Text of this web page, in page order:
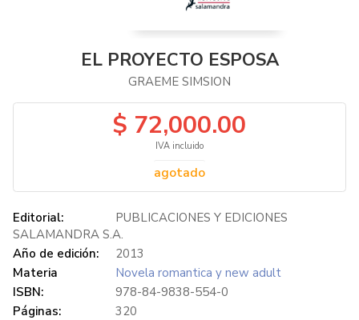
EL PROYECTO ESPOSA
GRAEME SIMSION
$ 72,000.00
IVA incluido
agotado
Editorial:
PUBLICACIONES Y EDICIONES
SALAMANDRA S.A.
Año de edición:
2013
Materia
Novela romantica y new adult
ISBN:
978-84-9838-554-0
Páginas:
320